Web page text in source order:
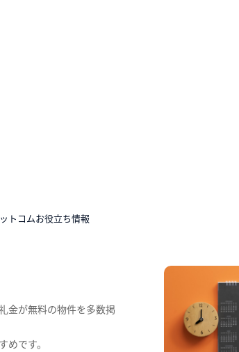
トコムお役立ち情報
金が無料の物件を多数掲
です。